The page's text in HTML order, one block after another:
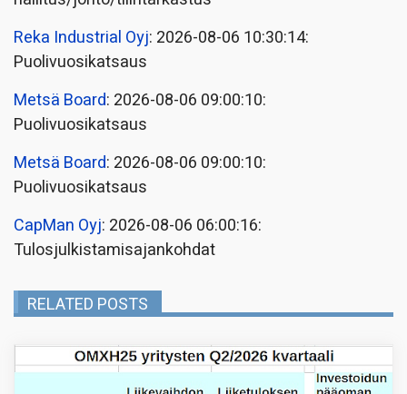
Reka Industrial Oyj: 2026-08-06 10:30:14:
Puolivuosikatsaus
Metsä Board: 2026-08-06 09:00:10:
Puolivuosikatsaus
Metsä Board: 2026-08-06 09:00:10:
Puolivuosikatsaus
CapMan Oyj: 2026-08-06 06:00:16:
Tulosjulkistamisajankohdat
RELATED POSTS